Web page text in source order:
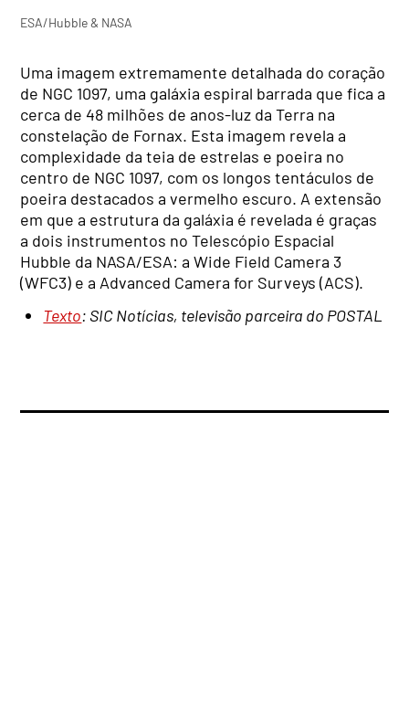
ESA/Hubble & NASA
Uma imagem extremamente detalhada do coração
de NGC 1097, uma galáxia espiral barrada que fica a
cerca de 48 milhões de anos-luz da Terra na
constelação de Fornax. Esta imagem revela a
complexidade da teia de estrelas e poeira no
centro de NGC 1097, com os longos tentáculos de
poeira destacados a vermelho escuro. A extensão
em que a estrutura da galáxia é revelada é graças
a dois instrumentos no Telescópio Espacial
Hubble da NASA/ESA: a Wide Field Camera 3
(WFC3) e a Advanced Camera for Surveys (ACS).
Texto: SIC Notícias, televisão parceira do POSTAL